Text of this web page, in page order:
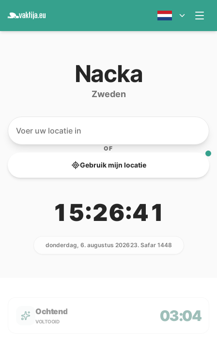
Nacka
Zweden
OF
Gebruik mijn locatie
15:26:41
donderdag, 6. augustus 202623. Safar 1448
Ochtend
VOLTOOID 03:04